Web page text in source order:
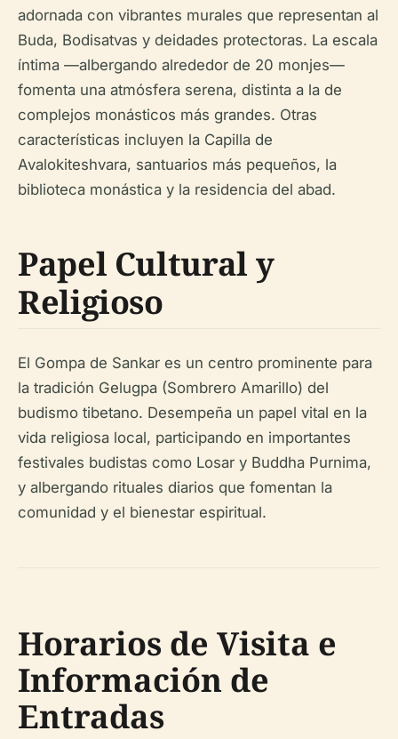
adornada con vibrantes murales que representan al
Buda, Bodisatvas y deidades protectoras. La escala
íntima —albergando alrededor de 20 monjes—
fomenta una atmósfera serena, distinta a la de
complejos monásticos más grandes. Otras
características incluyen la Capilla de
Avalokiteshvara, santuarios más pequeños, la
biblioteca monástica y la residencia del abad.
Papel Cultural y
Religioso
El Gompa de Sankar es un centro prominente para
la tradición Gelugpa (Sombrero Amarillo) del
budismo tibetano. Desempeña un papel vital en la
vida religiosa local, participando en importantes
festivales budistas como Losar y Buddha Purnima,
y albergando rituales diarios que fomentan la
comunidad y el bienestar espiritual.
Horarios de Visita e
Información de
Entradas